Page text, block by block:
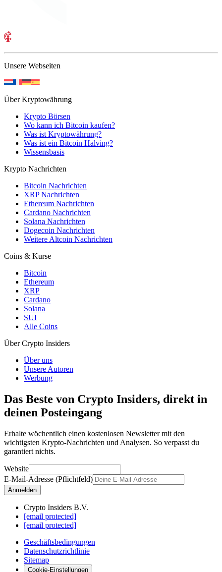
Unsere Webseiten
Über Kryptowährung
Krypto Börsen
Wo kann ich Bitcoin kaufen?
Was ist Kryptowährung?
Was ist ein Bitcoin Halving?
Wissensbasis
Krypto Nachrichten
Bitcoin Nachrichten
XRP Nachrichten
Ethereum Nachrichten
Cardano Nachrichten
Solana Nachrichten
Dogecoin Nachrichten
Weitere Altcoin Nachrichten
Coins & Kurse
Bitcoin
Ethereum
XRP
Cardano
Solana
SUI
Alle Coins
Über Crypto Insiders
Über uns
Unsere Autoren
Werbung
Das Beste von Crypto Insiders, direkt in
deinen Posteingang
Erhalte wöchentlich einen kostenlosen Newsletter mit den
wichtigsten Krypto-Nachrichten und Analysen. So verpasst du
garantiert nichts.
Website
E-Mail-Adresse (Pflichtfeld)
Anmelden
Crypto Insiders B.V.
[email protected]
[email protected]
Geschäftsbedingungen
Datenschutzrichtlinie
Sitemap
Cookie-Einstellungen